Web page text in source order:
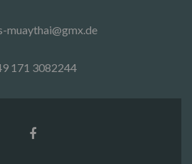
muaythai@gmx.de
171 3082244
Facebook-